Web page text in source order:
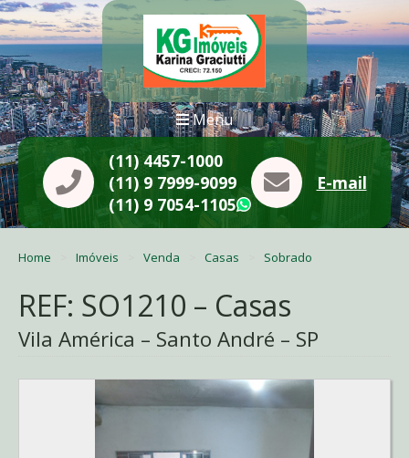
Menu
(11) 4457-1000
(11) 9 7999-9099
(11) 9 7054-1105
WhatsApp
E-mail
Home Imóveis Venda Casas Sobrado
REF: SO1210 – Casas
Vila América – Santo André – SP